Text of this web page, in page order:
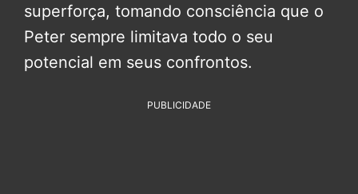
superforça, tomando consciência que o
Peter sempre limitava todo o seu
potencial em seus confrontos.
PUBLICIDADE